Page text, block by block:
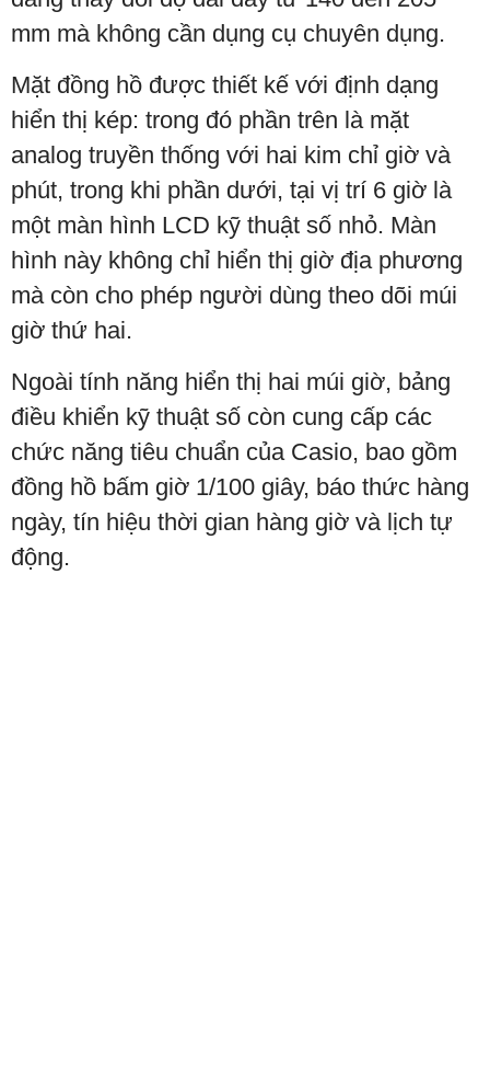
mm mà không cần dụng cụ chuyên dụng.
Mặt đồng hồ được thiết kế với định dạng
hiển thị kép: trong đó phần trên là mặt
analog truyền thống với hai kim chỉ giờ và
phút, trong khi phần dưới, tại vị trí 6 giờ là
một màn hình LCD kỹ thuật số nhỏ. Màn
hình này không chỉ hiển thị giờ địa phương
mà còn cho phép người dùng theo dõi múi
giờ thứ hai.
Ngoài tính năng hiển thị hai múi giờ, bảng
điều khiển kỹ thuật số còn cung cấp các
chức năng tiêu chuẩn của Casio, bao gồm
đồng hồ bấm giờ 1/100 giây, báo thức hàng
ngày, tín hiệu thời gian hàng giờ và lịch tự
động.